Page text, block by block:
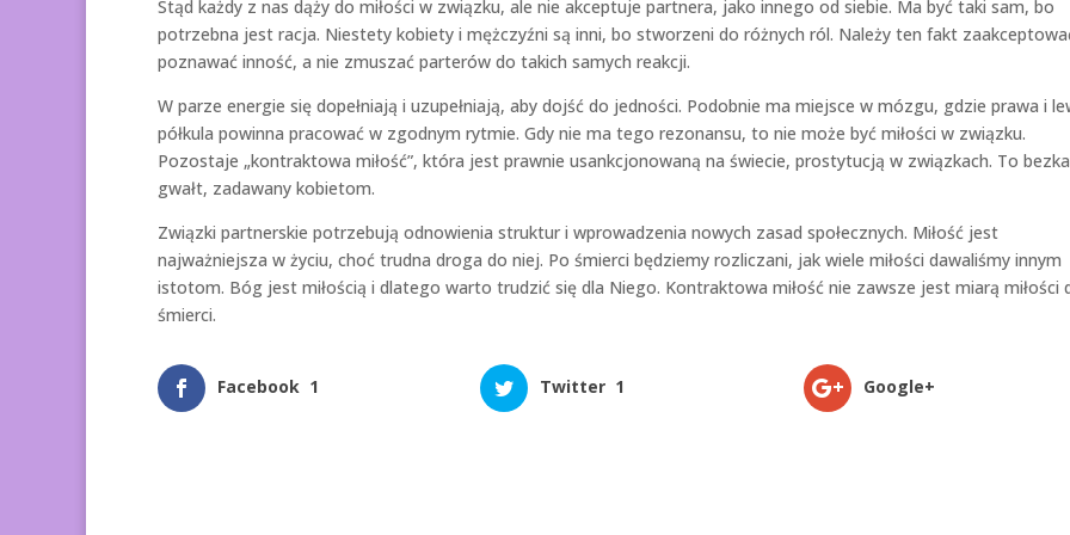
Stąd każdy z nas dąży do miłości w związku, ale nie akceptuje partnera, jako innego od siebie. Ma być taki sam, bo
potrzebna jest racja. Niestety kobiety i mężczyźni są inni, bo stworzeni do różnych ról. Należy ten fakt
poznawać inność, a nie zmuszać parterów do takich samych reakcji.
W parze energie się dopełniają i uzupełniają, aby dojść do jedności. Podobnie ma miejsce w mózgu, gdzie prawa i
półkula powinna pracować w zgodnym rytmie. Gdy nie ma tego rezonansu, to nie może być miłości w związku.
Pozostaje „kontraktowa miłość”, która jest prawnie usankcjonowaną na świecie, prostytucją w związkach. To
gwałt, zadawany kobietom.
Związki partnerskie potrzebują odnowienia struktur i wprowadzenia nowych zasad społecznych. Miłość jest
najważniejsza w życiu, choć trudna droga do niej. Po śmierci będziemy rozliczani, jak wiele miłości dawaliśmy innym
istotom. Bóg jest miłością i dlatego warto trudzić się dla Niego. Kontraktowa miłość nie zawsze jest miarą miłości
śmierci.
Facebook 1 Twitter 1 Google+